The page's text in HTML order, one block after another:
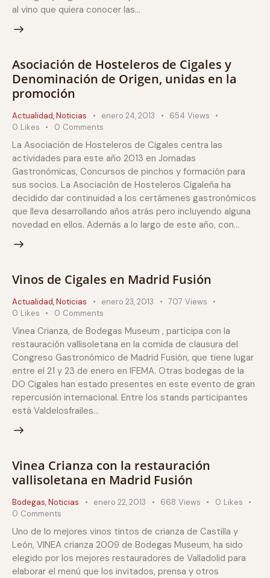
al vino que quiera conocer las…
Asociación de Hosteleros de Cigales y
Denominación de Origen, unidas en la
promoción
Actualidad,Noticias enero 24, 2013 654 Views
0 Likes 0 Comments
La Asociación de Hosteleros de Cigales centra las
actividades para este año 2013 en Jornadas
Gastronómicas, Concursos de pinchos y formación para
sus socios. La Asociación de Hosteleros Cigaleña ha
decidido dar continuidad a los certámenes gastronómicos
que lleva desarrollando años atrás pero incluyendo alguna
novedad en ellos. Además a lo largo de este año, con…
Vinos de Cigales en Madrid Fusión
Actualidad,Noticias enero 23, 2013 707 Views
0 Likes 0 Comments
Vinea Crianza, de Bodegas Museum , participa con la
restauración vallisoletana en la comida de clausura del
Congreso Gastronómico de Madrid Fusión, que tiene lugar
entre el 21 y 23 de enero en IFEMA. Otras bodegas de la
DO Cigales han estado presentes en este evento de gran
repercusión internacional. Entre los stands participantes
está Valdelosfrailes…
Vinea Crianza con la restauración
vallisoletana en Madrid Fusión
Bodegas,Noticias enero 22, 2013 668 Views 0 Likes
0 Comments
Uno de lo mejores vinos tintos de crianza de Castilla y
León, VINEA crianza 2009 de Bodegas Museum, ha sido
elegido por los mejores restauradores de Valladolid para
elaborar el menú que los invitados, prensa y otros